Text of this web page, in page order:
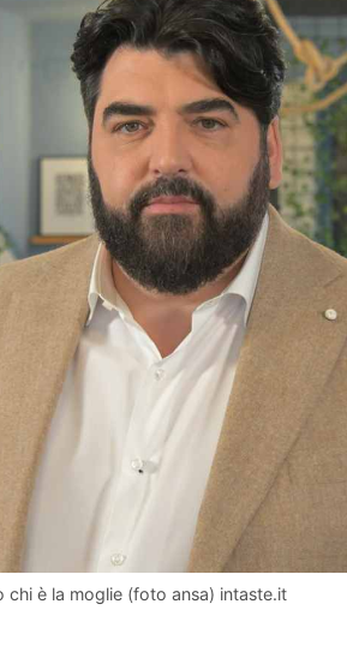
chi è la moglie (foto ansa) intaste.it